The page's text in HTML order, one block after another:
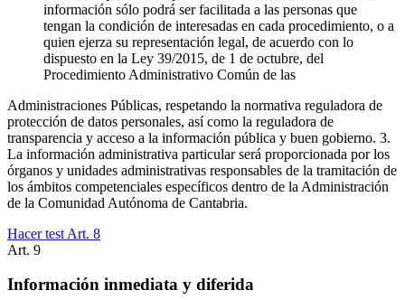
información sólo podrá ser facilitada a las personas que
tengan la condición de interesadas en cada procedimiento, o a
quien ejerza su representación legal, de acuerdo con lo
dispuesto en la Ley 39/2015, de 1 de octubre, del
Procedimiento Administrativo Común de las
Administraciones Públicas, respetando la normativa reguladora de
protección de datos personales, así como la reguladora de
transparencia y acceso a la información pública y buen gobierno. 3.
La información administrativa particular será proporcionada por los
órganos y unidades administrativas responsables de la tramitación de
los ámbitos competenciales específicos dentro de la Administración
de la Comunidad Autónoma de Cantabria.
Hacer test Art. 8
Art. 9
Información inmediata y diferida